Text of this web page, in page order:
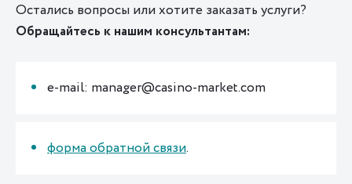
Остались вопросы или хотите заказать услуги?
Обращайтесь к нашим консультантам:
e-mail: manager@casino-market.com
форма обратной связи.